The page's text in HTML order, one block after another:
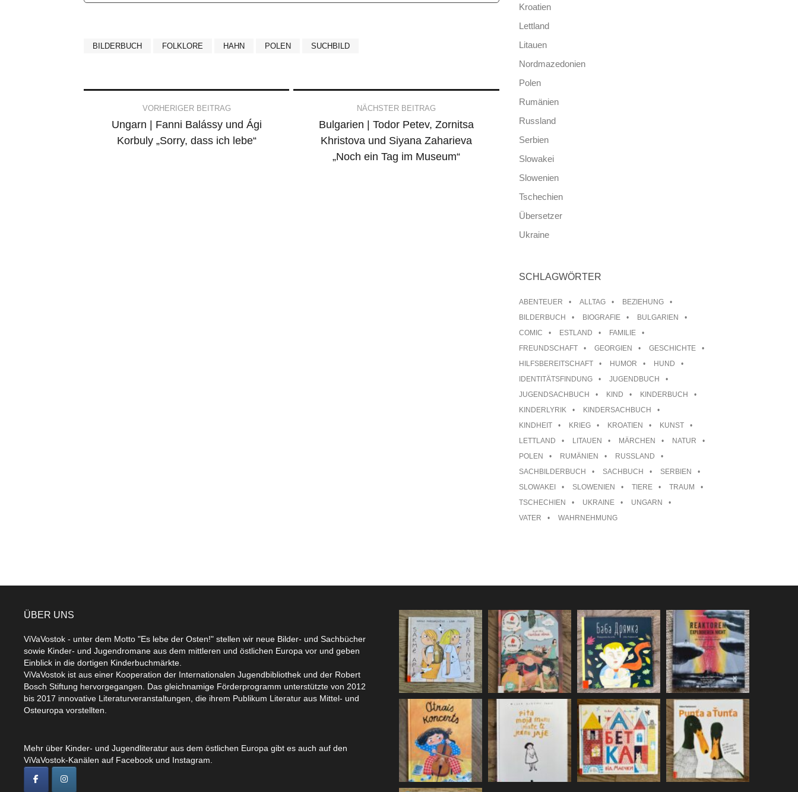
BILDERBUCH FOLKLORE HAHN POLEN SUCHBILD
navigation
VORHERIGER BEITRAG
Ungarn | Fanni Balássy und Ági
Korbuly „Sorry, dass ich lebe“
NÄCHSTER BEITRAG
Bulgarien | Todor Petev, Zornitsa
Khristova und Siyana Zaharieva
„Noch ein Tag im Museum“
Kroatien
Lettland
Litauen
Nordmazedonien
Polen
Rumänien
Russland
Serbien
Slowakei
Slowenien
Tschechien
Übersetzer
Ukraine
SCHLAGWÖRTER
ABENTEUER ALLTAG
BEZIEHUNG
BILDERBUCH
BIOGRAFIE
BULGARIEN
COMIC
ESTLAND
FAMILIE
FREUNDSCHAFT
GEORGIEN
GESCHICHTE
HILFSBEREITSCHAFT
HUMOR
HUND
IDENTITÄTSFINDUNG
JUGENDBUCH
JUGENDSACHBUCH
KIND
KINDERBUCH
KINDERLYRIK
KINDERSACHBUCH
KINDHEIT
KRIEG KROATIEN
KUNST
LETTLAND
LITAUEN MÄRCHEN
NATUR
POLEN
RUMÄNIEN
RUSSLAND
SACHBILDERBUCH
SACHBUCH
SERBIEN
SLOWAKEI
SLOWENIEN TIERE
TRAUM
TSCHECHIEN
UKRAINE
UNGARN
VATER
WAHRNEHMUNG
ÜBER UNS
ViVaVostok - unter dem Motto "Es lebe der Osten!" stellen wir neue Bilder- und Sachbücher
sowie Kinder- und Jugendromane aus dem mittleren und östlichen Europa vor und geben
Einblick in die dortigen Kinderbuchmärkte.
ViVaVostok ist aus einer Kooperation der Internationalen Jugendbibliothek und der Robert
Bosch Stiftung hervorgegangen. Das gleichnamige Förderprogramm unterstützte von 2012
bis 2017 innovative Literaturveranstaltungen, die ihrem Publikum Literatur aus Mittel- und
Osteuropa vorstellten.
Mehr über Kinder- und Jugendliteratur aus dem östlichen Europa gibt es auch auf den
ViVaVostok-Kanälen auf Facebook und Instagram.